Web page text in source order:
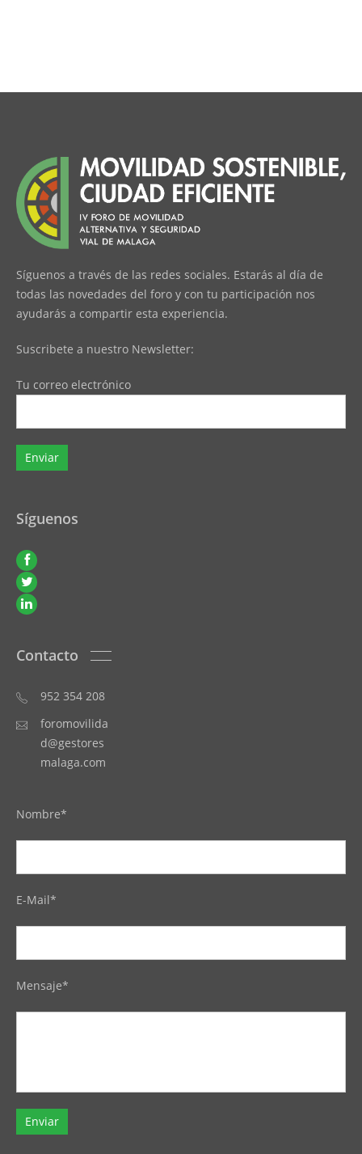
Síguenos a través de las redes sociales. Estarás al día de
todas las novedades del foro y con tu participación nos
ayudarás a compartir esta experiencia.
Suscribete a nuestro Newsletter:
Tu correo electrónico
Síguenos
Contacto
952 354 208
foromovilida
d@gestores
malaga.com
Nombre*
E-Mail*
Mensaje*